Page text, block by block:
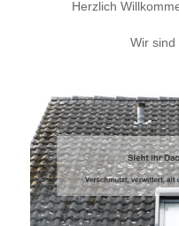
Herzlich
Wir sind